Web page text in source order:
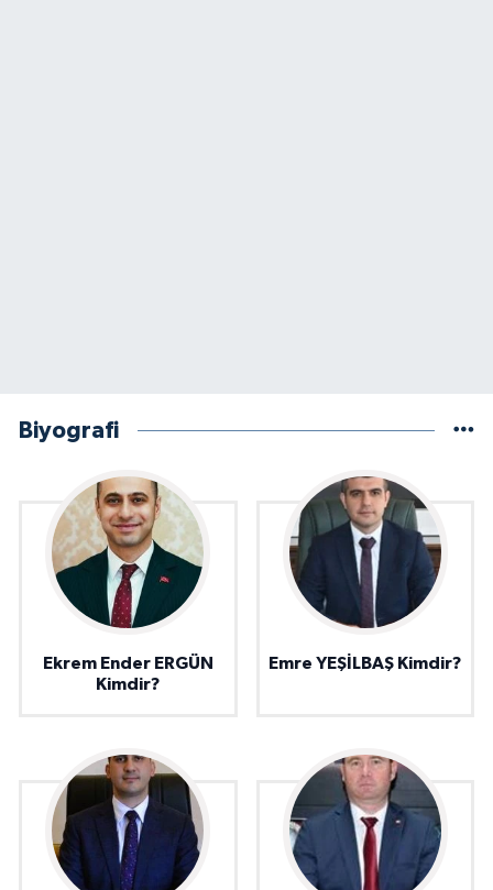
Biyografi
Ekrem Ender ERGÜN
Kimdir?
Emre YEŞİLBAŞ Kimdir?